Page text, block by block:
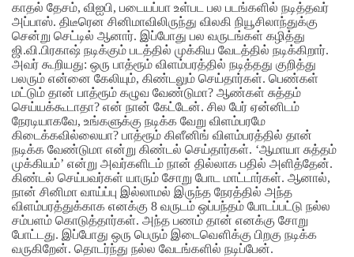
காதல் தேசம், விஐபி, படையப்பா உள்பட பல படங்களில் நடித்தவர்
அப்பாஸ். திடீரென சினிமாவிலிருந்து விலகி நியூசிலாந்துக்கு
சென்று செட்டில் ஆனார். இப்போது பல வருடங்கள் கழித்து
ஜி.வி.பிரகாஷ் நடிக்கும் படத்தில் முக்கிய வேடத்தில் நடிக்கிறார்.
அவர் கூறியது: ஒரு பாத்ரூம் விளம்பரத்தில் நடித்தது குறித்து
பலரும் என்னை கேலியும், கிண்டலும் செய்தார்கள். பெண்கள்
மட்டும் தான் பாத்ரூம் கழுவ வேண்டுமா? ஆண்கள் சுத்தம்
செய்யக்கூடாதா? என் நான் கேட்டேன். சில பேர் ஏன்னிடம்
நேரடியாகவே, உங்களுக்கு நடிக்க வேறு விளம்பரமே
கிடைக்கவில்லையா? பாத்ரூம் கிளீனிங் விளம்பரத்தில் தான்
நடிக்க வேண்டுமா என்று கிண்டல் செய்தார்கள். ‘ஆமாயா சுத்தம்
முக்கியம்’ என்று அவர்களிடம் நான் தில்லாக பதில் அளித்தேன்.
கிண்டல் செய்பவர்கள் யாரும் சோறு போட மாட்டார்கள். ஆனால்,
நான் சினிமா வாய்ப்பு இல்லாமல் இருந்த நேரத்தில் அந்த
விளம்பரத்துக்காக எனக்கு 8 வருடம் ஒப்பந்தம் போடப்பட்டு நல்ல
சம்பளம் கொடுத்தார்கள். அந்த பணம் தான் எனக்கு சோறு
போட்டது. இப்போது ஒரு பெரும் இடைவௌிக்கு பிறகு நடிக்க
வருகிறேன். தொடர்ந்து நல்ல வேடங்களில் நடிப்பேன்.